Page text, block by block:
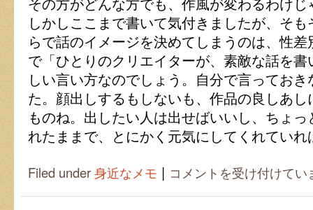
しかしここまで書いて気付きましたが、そ
らで話のイメージを決めてしまうのは、性
で「ひとりのクリエイターが、素敵な話を
しい言い方なのでしょう。自分で言ってお
た。顔出しするもしないも、作品の良しあ
ものね。出したい人は出せばいいし、ちょ
れたままで、とにかく元気にしてくれてい
Filed under身近なメモ |
作
品
コメントを受け付けてい